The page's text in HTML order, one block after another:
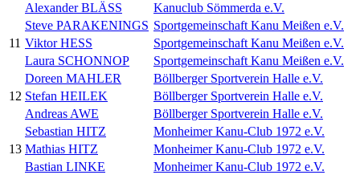
Alexander BLÄSS
Kanuclub Sömmerda e.V.
11
Steve PARAKENINGS Sportgemeinschaft Kanu Meißen e.V.
Viktor HESS
Sportgemeinschaft Kanu Meißen e.V.
Laura SCHONNOP
Sportgemeinschaft Kanu Meißen e.V.
12
Doreen MAHLER
Böllberger Sportverein Halle e.V.
Stefan HEILEK
Böllberger Sportverein Halle e.V.
Andreas AWE
Böllberger Sportverein Halle e.V.
13
Sebastian HITZ
Monheimer Kanu-Club 1972 e.V.
Mathias HITZ
Monheimer Kanu-Club 1972 e.V.
Bastian LINKE
Monheimer Kanu-Club 1972 e.V.